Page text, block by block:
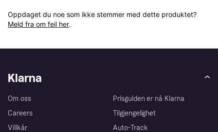
Oppdaget du noe som ikke stemmer med dette produktet?
Meld fra om feil her.
Klarna
Om oss
Careers
Villkår
Prisguiden er nå Klarna
Tilgjengelighet
Auto-Track